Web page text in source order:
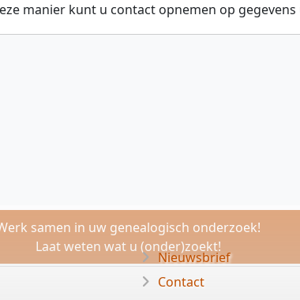
manier kunt u contact opnemen op
samen in uw genealogisch onderzoek!
Laat weten wat u (onder)zoekt!
Nieuwsbrief
Contact